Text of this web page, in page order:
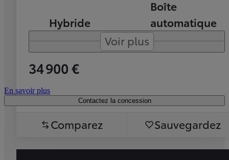
Hybride
Boîte
automatique
Voir plus
34 900 €
En savoir plus
Contactez la concession
Comparez Sauvegardez